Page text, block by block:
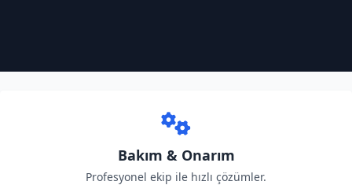
Bakım & Onarım
Profesyonel ekip ile hızlı çözümler.